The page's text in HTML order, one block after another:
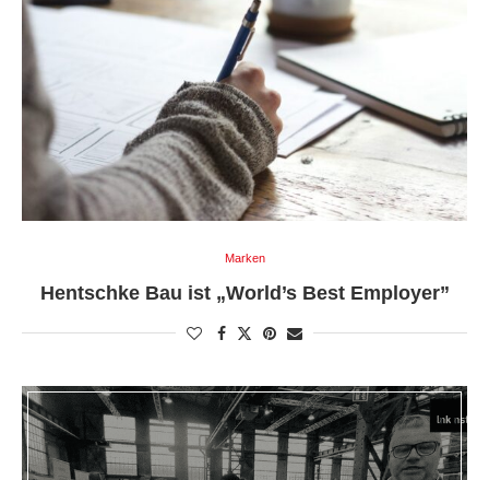
Marken
Hentschke Bau ist „World’s Best Employer”